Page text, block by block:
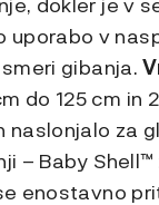
uporabo v
gibanja.
do 125 cm in
naslonjalo za
– Baby
enostavno